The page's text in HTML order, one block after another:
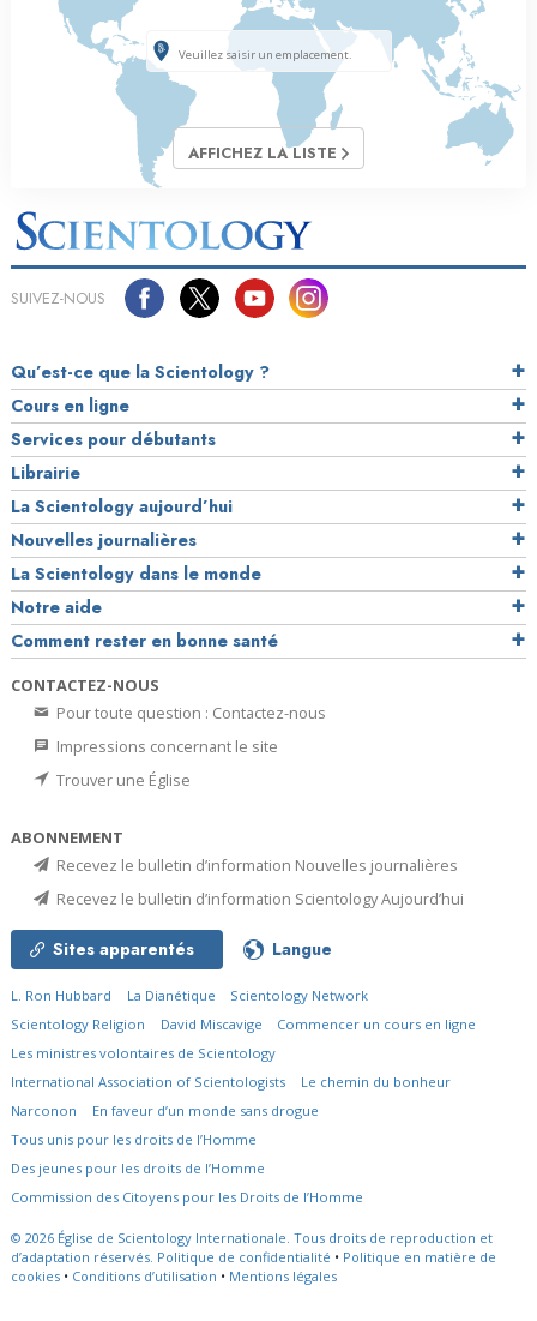
AFFICHEZ LA LISTE
SUIVEZ-NOUS
Qu’est-ce que la Scientology ?
Cours en ligne
Services pour débutants
Librairie
La Scientology aujourd’hui
Nouvelles journalières
La Scientology dans le monde
Notre aide
Comment rester en bonne santé
CONTACTEZ-NOUS
Pour toute question : Contactez-nous
Impressions concernant le site
Trouver une Église
ABONNEMENT
Recevez le bulletin d’information Nouvelles journalières
Recevez le bulletin d’information Scientology Aujourd’hui
Sites apparentés Langue
L. Ron Hubbard La Dianétique
Scientology Network
Scientology Religion
David Miscavige
Commencer un cours en ligne
Les ministres volontaires de Scientology
International Association of Scientologists
Le chemin du bonheur
Narconon
En faveur d’un monde sans drogue
Tous unis pour les droits de l’Homme
Des jeunes pour les droits de l’Homme
Commission des Citoyens pour les Droits de l’Homme
© 2026 Église de Scientology Internationale. Tous droits de reproduction et
d’adaptation réservés. Politique de confidentialité • Politique en matière de
cookies • Conditions d’utilisation • Mentions légales